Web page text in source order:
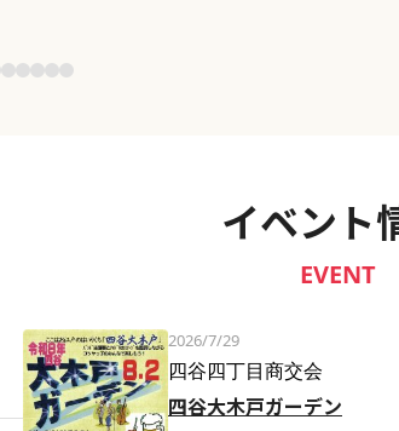
イベント
EVENT
2026/7/29
四谷四丁目商交会
四谷大木戸ガーデン